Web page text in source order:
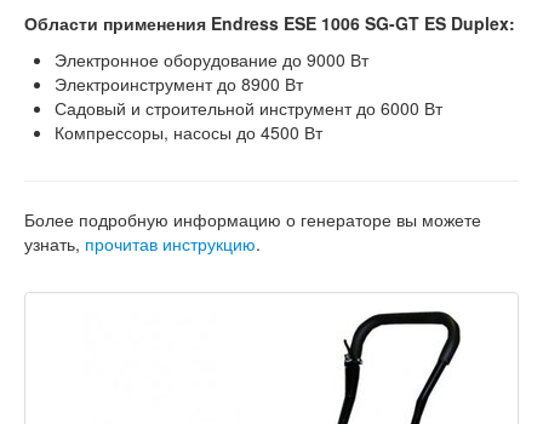
Области применения Endress ESE 1006 SG-GT ES Duplex:
Электронное оборудование до 9000 Вт
Электроинструмент до 8900 Вт
Садовый и строительной инструмент до 6000 Вт
Компрессоры, насосы до 4500 Вт
Более подробную информацию о генераторе вы можете
узнать, прочитав инструкцию.